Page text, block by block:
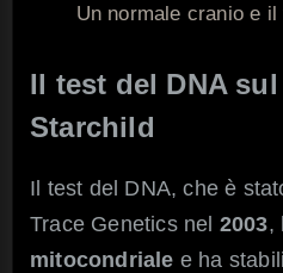
Un normale cranio e
Il test del DNA
Starchild
Il test del DNA, che è
Trace Genetics nel 2003,
mitocondriale e ha